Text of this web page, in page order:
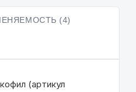
(4)
(артикул